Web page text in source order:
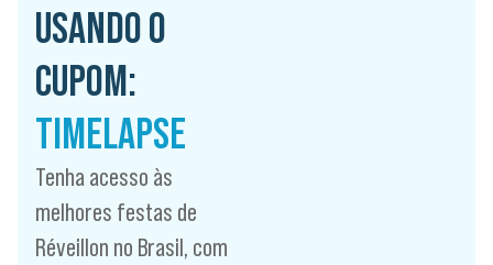
USANDO O
CUPOM:
TIMELAPSE
Tenha acesso às
melhores festas de
Réveillon no Brasil, com